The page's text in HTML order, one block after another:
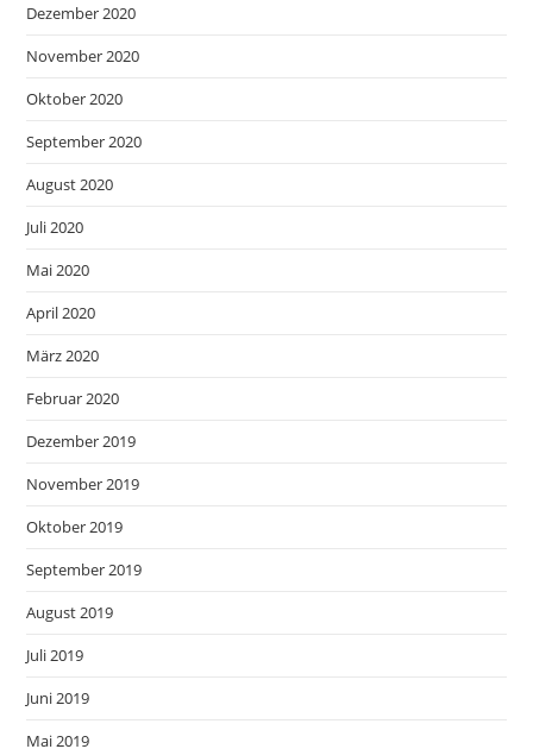
Dezember 2020
November 2020
Oktober 2020
September 2020
August 2020
Juli 2020
Mai 2020
April 2020
März 2020
Februar 2020
Dezember 2019
November 2019
Oktober 2019
September 2019
August 2019
Juli 2019
Juni 2019
Mai 2019